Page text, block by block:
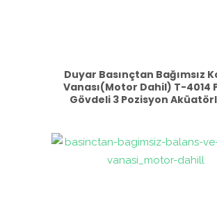
Duyar Basınçtan Bağımsız
Vanası(Motor Dahil) T-4014
Gövdeli 3 Pozisyon